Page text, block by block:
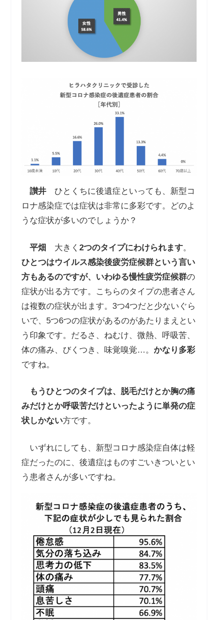
讃井ひとくちに後遺症といっても、新型コ
ロナ感染症では症状は非常に多彩です。どのよ
うな症状が多いのでしょうか？
平畑 大きく 2つのタイプにわけられます。
ひとつはウイルス感染後疲労症候群という言い
方もあるのですが、いわゆる慢性疲労症候群の
症状が出る方です。こちらのタイプの患者さん
は複数の症状が出ます。3つ4つだと少ないぐら
いで、5つ6つの症状があるのがあたりまえとい
う印象です。だるさ、ねむけ、微熱、呼吸苦、
体の痛み、びくつき、味覚嗅覚…。 かなり多彩
ですね。
もうひとつのタイプは、脱毛だけとか胸の痛
みだけとか呼吸苦だけといったように単発の症
状しかない方です。
いずれにしても、新型コロナ感染症自体は軽
症だったのに、後遺症はものすごいきついとい
う患者さんが多いですね。